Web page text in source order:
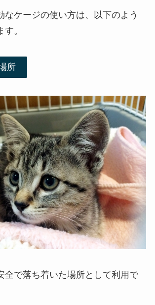
なケージの使い方は、以下のよう
。
所
全で落ち着いた場所として利用で